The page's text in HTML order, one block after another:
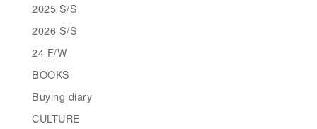
2025 S/S
2026 S/S
24 F/W
BOOKS
Buying diary
CULTURE